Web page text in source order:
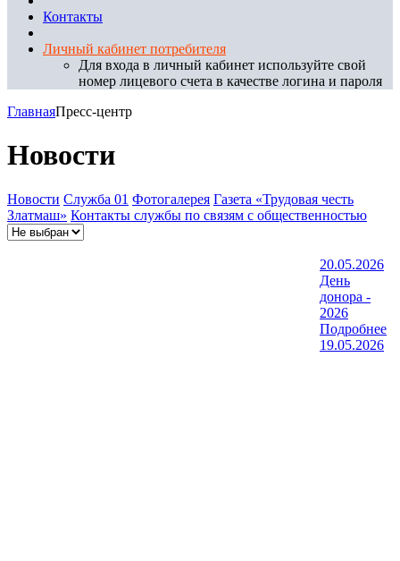
Контакты
Личный кабинет потребителя
Для входа в личный кабинет используйте свой
номер лицевого счета в качестве логина и пароля
ГлавнаяПресс-центр
Новости
Новости Служба 01 Фотогалерея Газета «Трудовая честь
Златмаш» Контакты службы по связям с общественностью
20.05.2026
День
донора -
2026
Подробнее
19.05.2026